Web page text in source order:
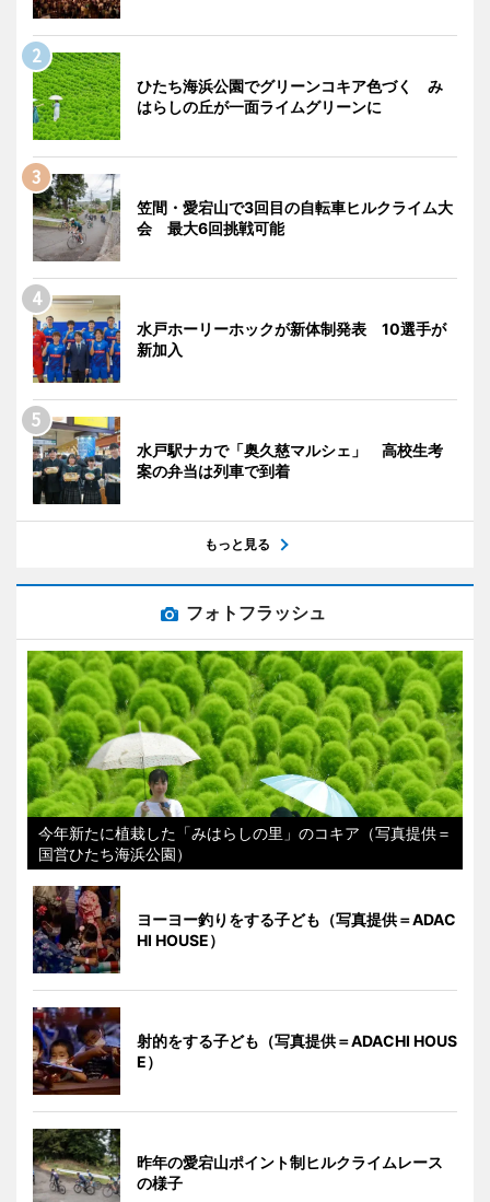
ひたち海浜公園でグリーンコキア色づく み
はらしの丘が一面ライムグリーンに
笠間・愛宕山で3回目の自転車ヒルクライム大
会 最大6回挑戦可能
水戸ホーリーホックが新体制発表 10選手が
新加入
水戸駅ナカで「奥久慈マルシェ」 高校生考
案の弁当は列車で到着
もっと見る
フォトフラッシュ
今年新たに植栽した「みはらしの里」のコキア（写真提供＝
国営ひたち海浜公園）
ヨーヨー釣りをする子ども（写真提供＝ADAC
HI HOUSE）
射的をする子ども（写真提供＝ADACHI HOUS
E）
昨年の愛宕山ポイント制ヒルクライムレース
の様子